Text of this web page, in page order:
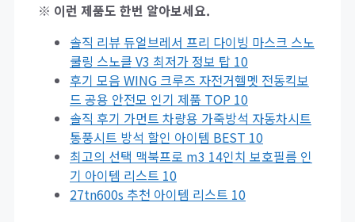
※ 이런 제품도 한번 알아보세요.
솔직 리뷰 듀얼브레서 프리 다이빙 마스크 스노
쿨링 스노클 V3 최저가 정보 탑 10
후기 모음 WING 크루즈 자전거헬멧 전동킥보
드 공용 안전모 인기 제품 TOP 10
솔직 후기 가먼트 차량용 가죽방석 자동차시트
통풍시트 방석 할인 아이템 BEST 10
최고의 선택 맥북프로 m3 14인치 보호필름 인
기 아이템 리스트 10
27tn600s 추천 아이템 리스트 10